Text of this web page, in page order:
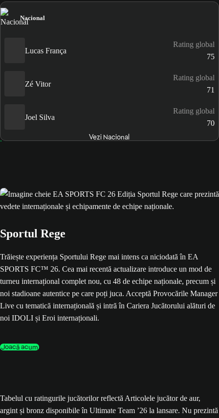
Nacional
Lucas França
Rating global
75
Zé Vitor
Rating global
71
Joel Silva
Rating global
70
Vezi Nacional
Sportul Rege
Trăiește experiența Sportului Rege mai intens ca niciodată în EA
SPORTS FC™ 26. Cea mai recentă actualizare introduce un mod de
turneu internațional complet nou, cu 48 de echipe naționale, precum și
noi stadioane autentice pe care poți juca. Acceptă Provocările Manager
Live cu tematică internațională și intră în Cariera Jucătorului alături de
noi IDOLI și Eroi internaționali.
Joacă acum
Tabelul cu ratingurile jucătorilor reflectă Articolele jucător de aur,
argint și bronz disponibile în Ultimate Team ’26 la lansare. Nu prezintă